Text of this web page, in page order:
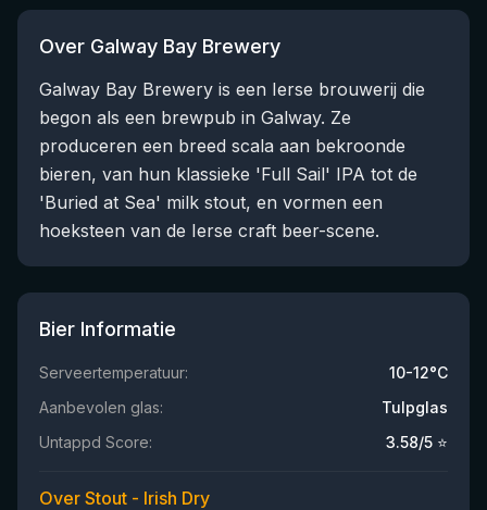
Over Galway Bay Brewery
Galway Bay Brewery is een Ierse brouwerij die
begon als een brewpub in Galway. Ze
produceren een breed scala aan bekroonde
bieren, van hun klassieke 'Full Sail' IPA tot de
'Buried at Sea' milk stout, en vormen een
hoeksteen van de Ierse craft beer-scene.
Bier Informatie
Serveertemperatuur:
10-12°C
Aanbevolen glas:
Tulpglas
Untappd Score:
3.58/5 ⭐
Over Stout - Irish Dry